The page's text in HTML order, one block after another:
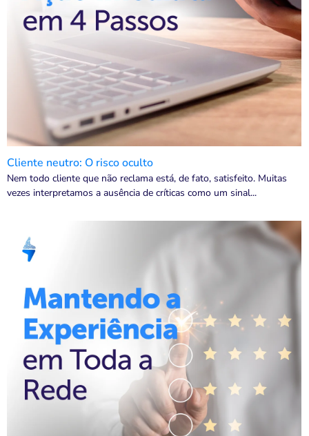
Cliente neutro: O risco oculto
Nem todo cliente que não reclama está, de fato, satisfeito. Muitas
vezes interpretamos a ausência de críticas como um sinal...